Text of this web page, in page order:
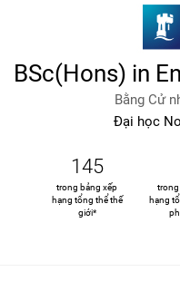
BSc(Hons) in
Bằng Cử
Đại học
145
trong bảng xếp
hạng tổng thể thế
giới*
trong
hạng